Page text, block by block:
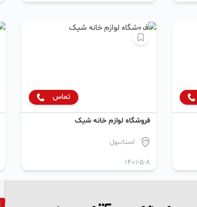
تماس
فروشگاه لوازم خانه شیک
استانبول
1401-5-8